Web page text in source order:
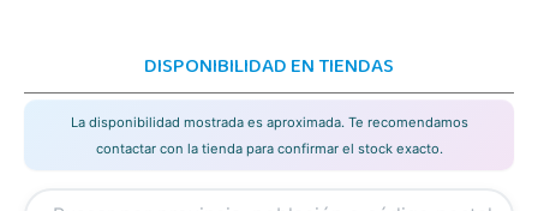
DISPONIBILIDAD EN TIENDAS
La disponibilidad mostrada es aproximada. Te recomendamos
contactar con la tienda para confirmar el stock exacto.